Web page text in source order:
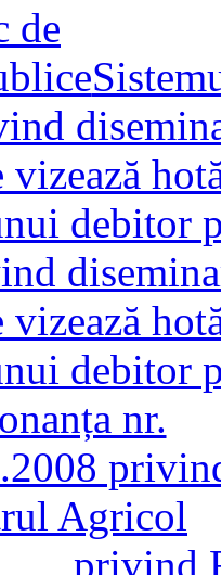
vizează
debitor
privind